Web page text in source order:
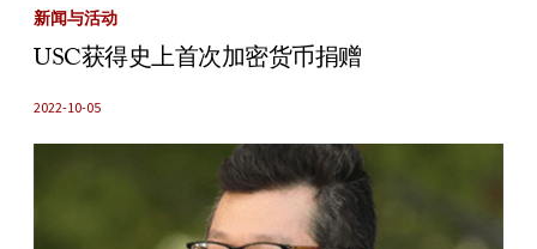
新闻与活动
USC获得史上首次加密货币捐赠
2022-10-05